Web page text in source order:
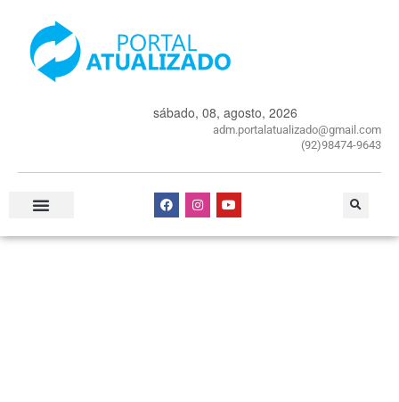
sábado, 08, agosto, 2026
adm.portalatualizado@gmail.com
(92)98474-9643